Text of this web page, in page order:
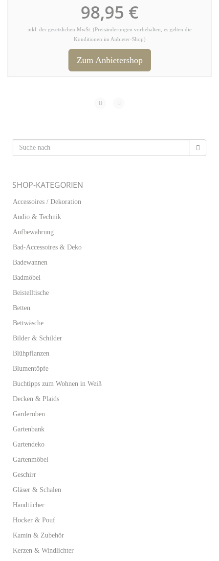
98,95 €
inkl. der gesetzlichen MwSt. (Preisänderungen vorbehalten, es gelten die
Konditionen im Anbieter-Shop)
Zum Anbietershop
SHOP-KATEGORIEN
Accessoires / Dekoration
Audio & Technik
Aufbewahrung
Bad-Accessoires & Deko
Badewannen
Badmöbel
Beistelltische
Betten
Bettwäsche
Bilder & Schilder
Blühpflanzen
Blumentöpfe
Buchtipps zum Wohnen in Weiß
Decken & Plaids
Garderoben
Gartenbank
Gartendeko
Gartenmöbel
Geschirr
Gläser & Schalen
Handtücher
Hocker & Pouf
Kamin & Zubehör
Kerzen & Windlichter